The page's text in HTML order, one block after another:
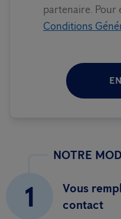
partenaire. Pour
Conditions
NOTRE
1
Vous
contact